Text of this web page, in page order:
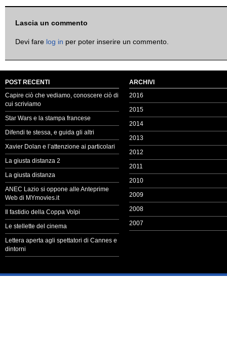
Lascia un commento
Devi fare log in per poter inserire un commento.
POST RECENTI
Capire ciò che vediamo, conoscere ciò di
cui scriviamo
Star Wars e la stampa francese
Difendi te stessa, e guida gli altri
Xavier Dolan e l’attenzione ai particolari
La giusta distanza 2
La giusta distanza
ANEC Lazio si oppone alle Anteprime
Web di MYmovies.it
Il fastidio della Coppa Volpi
Le stellette del cinema
Lettera aperta agli spettatori di Cannes e
dintorni
ARCHIVI
2016
2015
2014
2013
2012
2011
2010
2009
2008
2007